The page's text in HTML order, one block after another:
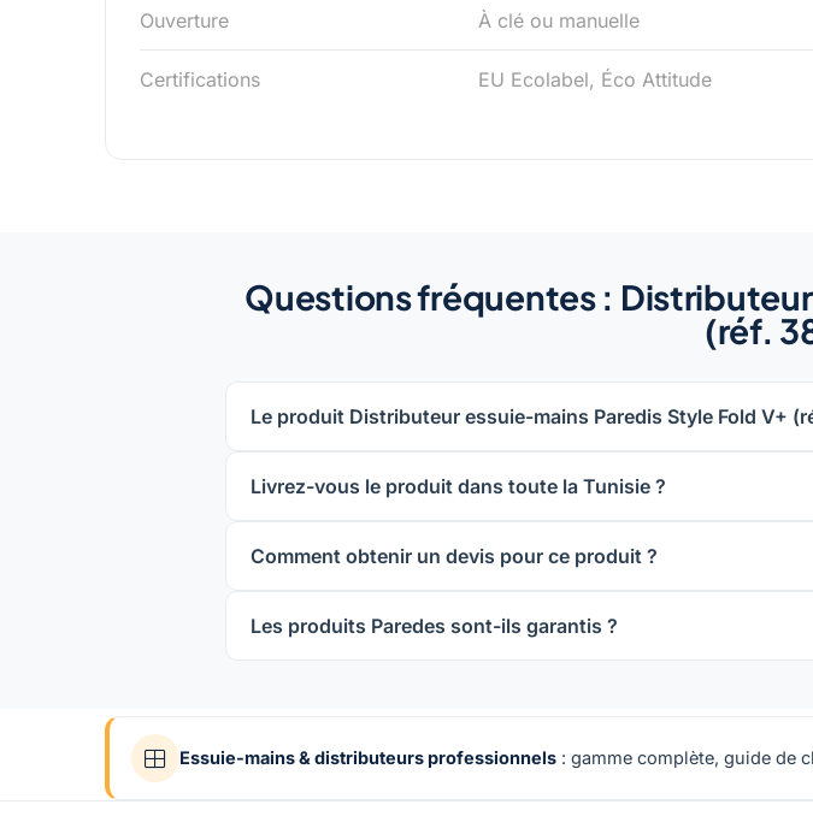
Ouverture À clé ou manuelle
Certifications EU Ecolabel, Éco Attitude
Questions fréquentes :
(réf.
Le produit Distributeur essuie-mains Paredis Style Fold V+
Livrez-vous le produit dans toute la Tunisie ?
Comment obtenir un devis pour ce produit ?
Les produits Paredes sont-ils garantis ?
Essuie-mains & distributeurs professionnels : gamme complète, guide de